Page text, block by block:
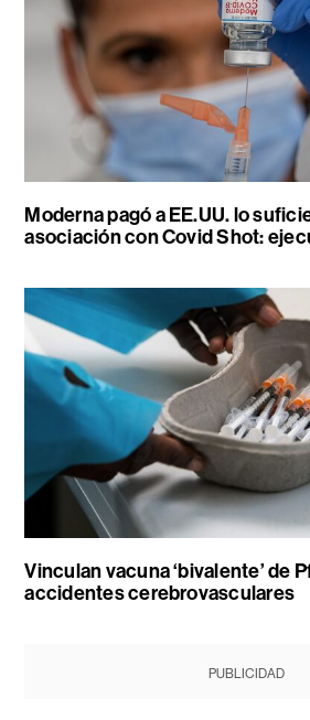
Moderna pagó a EE.UU. lo
asociación con Covid Shot:
Vinculan vacuna ‘bivalente’ de
accidentes cerebrovasculares
PUBLICIDAD